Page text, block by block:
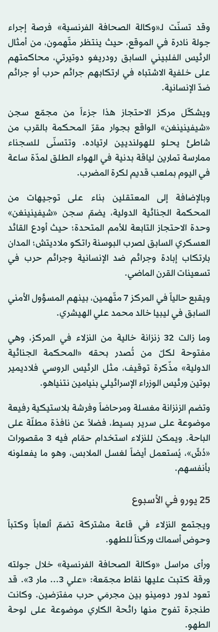
وقد تسنّت لـ«وكالة الصحافة الفرنسية» فرصة إجراء
جولة نادرة في الموقع، حيث ينتظر متّهمون، من أمثال
الرئيس الفلبيني السابق رودريغو دوتيرتي، محاكمتهم
على خلفية الاشتباه في ارتكابهم جرائم حرب أو جرائم
ضدّ الإنسانية.
ويشكّل مركز الاحتجاز هذا جزءاً من مجمّع سجن
«شيفينينغن» الواقع بجوار مقرّ المحكمة بالقرب من
شاطئ يحلو للهولنديين ارتياده. وتتسنّى للسجناء
ممارسة تمارين لياقة بدنية في الهواء الطلق لمدّة ساعة
في اليوم بملعب قديم لكرة المضرب.
وبالإضافة إلى المعتقلين بناء على توجيهات من
المحكمة الجنائية الدولية، يضمّ سجن «شيفينينغن»
وحدة الاحتجاز التابعة للأمم المتحدة؛ حيث أودع القائد
العسكري السابق لصرب البوسنة راتكو ملاديتش؛ المدان
بارتكاب إبادة وجرائم ضد الإنسانية وجرائم حرب في
تسعينات القرن الماضي.
ويقبع حالياً في المركز 7 متّهمين، بينهم المسؤول الأمني
السابق في ليبيا خالد محمد علي الهيشري.
وما زالت 32 زنزانة خالية من النزلاء في المركز، وهي
مفتوحة لكلّ من تُصدر بحقه «المحكمة الجنائية
الدولية» مذّكرة توقيف، مثل الرئيس الروسي فلاديمير
بوتين ورئيس الوزراء الإسرائيلي بنيامين نتنياهو.
وتضم الزنزانة مغسلة ومرحاضاً وفرشة بلاستيكية رفيعة
موضوعة على سرير بسيط، فضلاً عن نافذة مطلّة على
الباحة. ويمكن للنزلاء استخدام حمّام فيه 3 مقصورات
«دُشّ»، يُستعمل أيضاً لغسل الملابس، وهو ما يفعلونه
بأنفسهم.
25 يورو في الأسبوع
ويجتمع النزلاء في قاعة مشتركة تضمّ ألعاباً وكتباً
وحوض أسماك وركناً للطهو.
ورأى مراسل «وكالة الصحافة الفرنسية» خلال جولته
ورقة كتبت عليها نقاط مجمّعة: «علي 3... مار 3». قد
تعود لدور دومينو بين مجرمَي حرب مفترَضين. وكانت
طنجرة تفوح منها رائحة الكاري موضوعة على لوحة
الطهو.